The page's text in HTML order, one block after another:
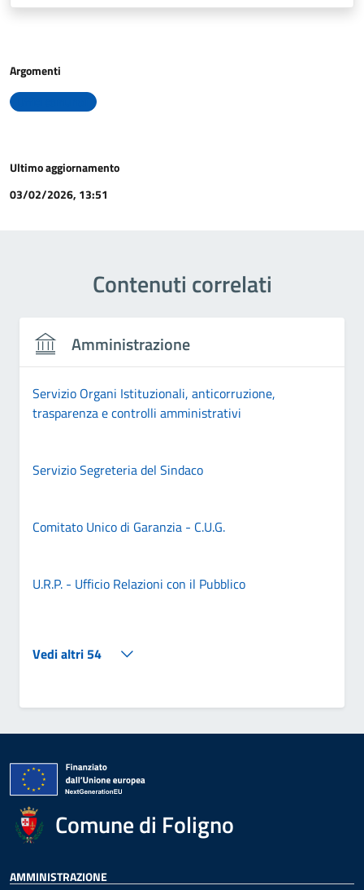
Argomenti
Ultimo aggiornamento
03/02/2026, 13:51
Contenuti correlati
Amministrazione
Servizio Organi Istituzionali, anticorruzione,
trasparenza e controlli amministrativi
Servizio Segreteria del Sindaco
Comitato Unico di Garanzia - C.U.G.
U.R.P. - Ufficio Relazioni con il Pubblico
Vedi altri 54
Comune di Foligno
AMMINISTRAZIONE